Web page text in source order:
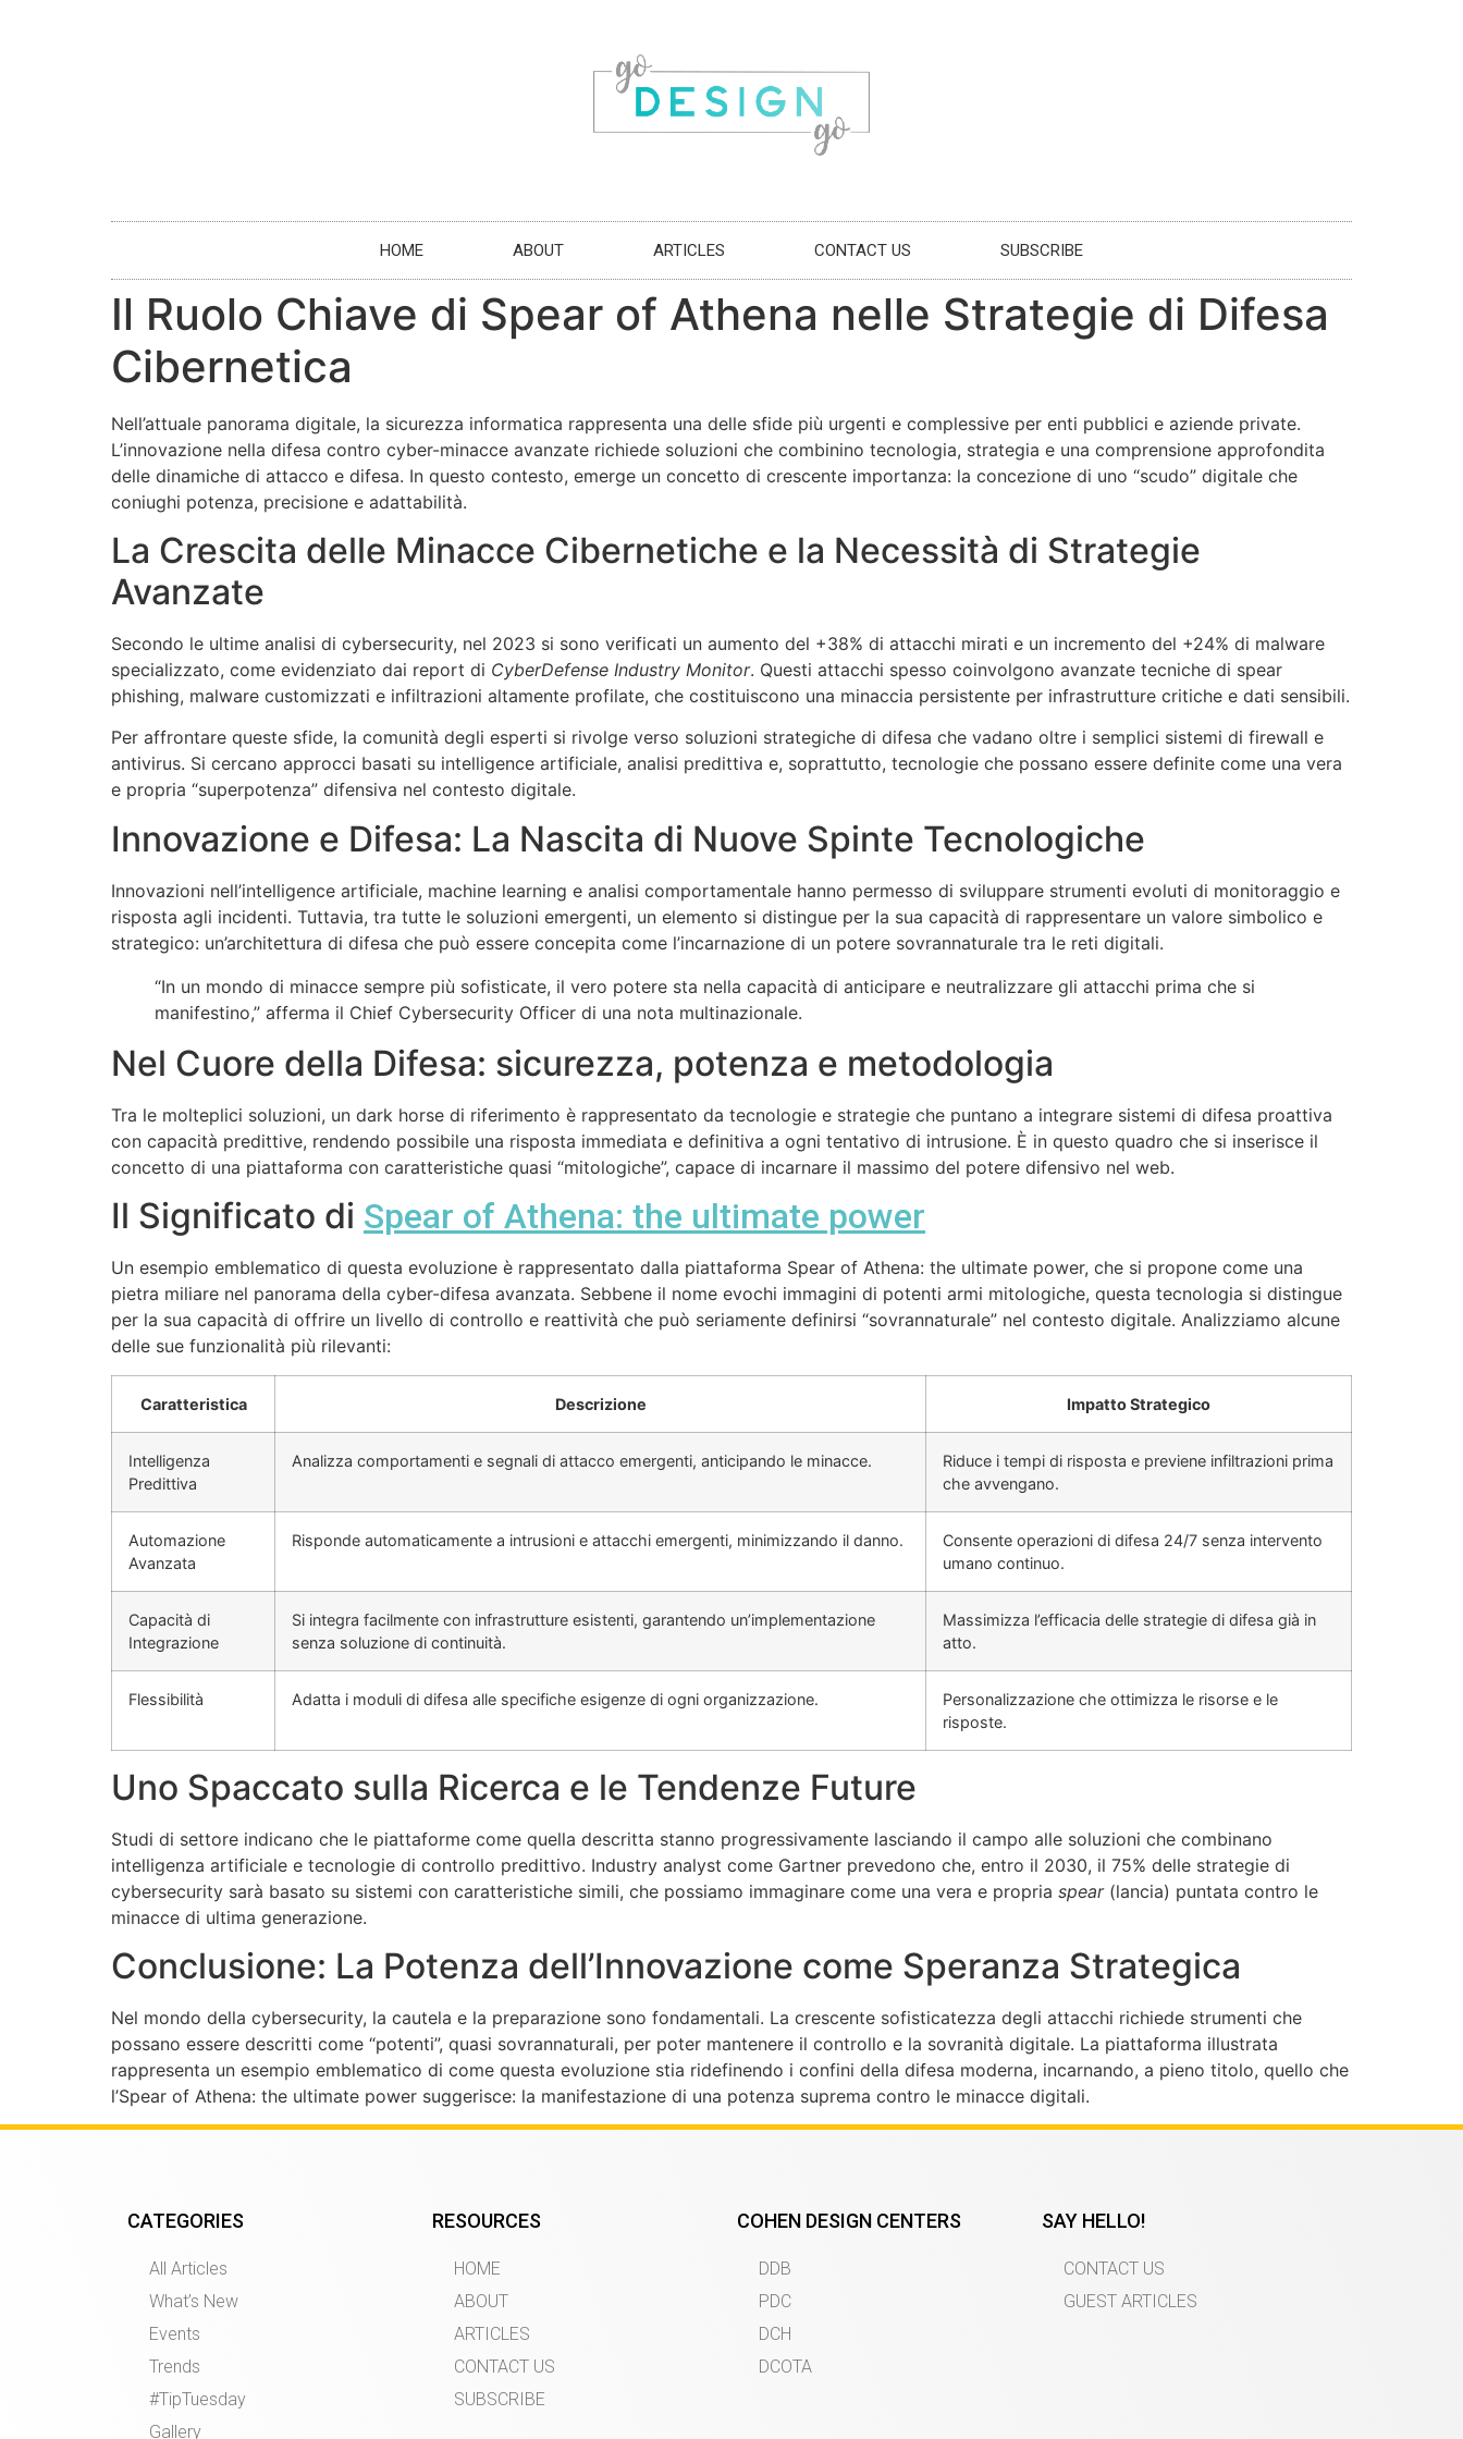
HOME ABOUT ARTICLES CONTACT US SUBSCRIBE
Il Ruolo Chiave di Spear of Athena nelle Strategie di Difesa
Cibernetica
Nell’attuale panorama digitale, la sicurezza informatica rappresenta una delle sfide più urgenti e complessive per enti pubblici e aziende private.
L’innovazione nella difesa contro cyber-minacce avanzate richiede soluzioni che combinino tecnologia, strategia e una comprensione approfondita
delle dinamiche di attacco e difesa. In questo contesto, emerge un concetto di crescente importanza: la concezione di uno “scudo” digitale che
coniughi potenza, precisione e adattabilità.
La Crescita delle Minacce Cibernetiche e la Necessità di Strategie
Avanzate
Secondo le ultime analisi di cybersecurity, nel 2023 si sono verificati un aumento del +38% di attacchi mirati e un incremento del +24% di malware
specializzato, come evidenziato dai report di CyberDefense Industry Monitor. Questi attacchi spesso coinvolgono avanzate tecniche di spear
phishing, malware customizzati e infiltrazioni altamente profilate, che costituiscono una minaccia persistente per infrastrutture critiche e dati sensibili.
Per affrontare queste sfide, la comunità degli esperti si rivolge verso soluzioni strategiche di difesa che vadano oltre i semplici sistemi di firewall e
antivirus. Si cercano approcci basati su intelligence artificiale, analisi predittiva e, soprattutto, tecnologie che possano essere definite come una vera
e propria “superpotenza” difensiva nel contesto digitale.
Innovazione e Difesa: La Nascita di Nuove Spinte Tecnologiche
Innovazioni nell’intelligence artificiale, machine learning e analisi comportamentale hanno permesso di sviluppare strumenti evoluti di monitoraggio e
risposta agli incidenti. Tuttavia, tra tutte le soluzioni emergenti, un elemento si distingue per la sua capacità di rappresentare un valore simbolico e
strategico: un’architettura di difesa che può essere concepita come l’incarnazione di un potere sovrannaturale tra le reti digitali.
“In un mondo di minacce sempre più sofisticate, il vero potere sta nella capacità di anticipare e neutralizzare gli attacchi prima che si
manifestino,” afferma il Chief Cybersecurity Officer di una nota multinazionale.
Nel Cuore della Difesa: sicurezza, potenza e metodologia
Tra le molteplici soluzioni, un dark horse di riferimento è rappresentato da tecnologie e strategie che puntano a integrare sistemi di difesa proattiva
con capacità predittive, rendendo possibile una risposta immediata e definitiva a ogni tentativo di intrusione. È in questo quadro che si inserisce il
concetto di una piattaforma con caratteristiche quasi “mitologiche”, capace di incarnare il massimo del potere difensivo nel web.
Il Significato di Spear of Athena: the ultimate power
Un esempio emblematico di questa evoluzione è rappresentato dalla piattaforma Spear of Athena: the ultimate power, che si propone come una
pietra miliare nel panorama della cyber-difesa avanzata. Sebbene il nome evochi immagini di potenti armi mitologiche, questa tecnologia si distingue
per la sua capacità di offrire un livello di controllo e reattività che può seriamente definirsi “sovrannaturale” nel contesto digitale. Analizziamo alcune
delle sue funzionalità più rilevanti:
Caratteristica Descrizione Impatto Strategico
Intelligenza
Predittiva
Analizza comportamenti e segnali di attacco emergenti, anticipando le minacce.
Riduce i tempi di risposta e previene infiltrazioni prima
che avvengano.
Automazione
Avanzata
Risponde automaticamente a intrusioni e attacchi emergenti, minimizzando il danno.
Consente operazioni di difesa 24/7 senza intervento
umano continuo.
Capacità di
Integrazione
Si integra facilmente con infrastrutture esistenti, garantendo un’implementazione
senza soluzione di continuità.
Massimizza l’efficacia delle strategie di difesa già in
atto.
Flessibilità Adatta i moduli di difesa alle specifiche esigenze di ogni organizzazione.
Personalizzazione che ottimizza le risorse e le
risposte.
Uno Spaccato sulla Ricerca e le Tendenze Future
Studi di settore indicano che le piattaforme come quella descritta stanno progressivamente lasciando il campo alle soluzioni che combinano
intelligenza artificiale e tecnologie di controllo predittivo. Industry analyst come Gartner prevedono che, entro il 2030, il 75% delle strategie di
cybersecurity sarà basato su sistemi con caratteristiche simili, che possiamo immaginare come una vera e propria spear(lancia) puntata contro le
minacce di ultima generazione.
Conclusione: La Potenza dell’Innovazione come Speranza Strategica
Nel mondo della cybersecurity, la cautela e la preparazione sono fondamentali. La crescente sofisticatezza degli attacchi richiede strumenti che
possano essere descritti come “potenti”, quasi sovrannaturali, per poter mantenere il controllo e la sovranità digitale. La piattaforma illustrata
rappresenta un esempio emblematico di come questa evoluzione stia ridefinendo i confini della difesa moderna, incarnando, a pieno titolo, quello che
l’Spear of Athena: the ultimate power suggerisce: la manifestazione di una potenza suprema contro le minacce digitali.
CATEGORIES
All Articles
What’s New
Events
Trends
#TipTuesday
Gallery
RESOURCES
HOME
ABOUT
ARTICLES
CONTACT US
SUBSCRIBE
COHEN DESIGN CENTERS
DDB
PDC
DCH
DCOTA
SAY HELLO!
CONTACT US
GUEST ARTICLES